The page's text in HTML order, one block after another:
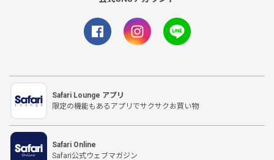
Safari Lounge アプリ
限定の機能もあるアプリでサクサクお買い物
Safari Online
Safari公式ウェブマガジン